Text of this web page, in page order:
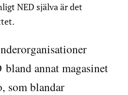
NED själva är det
bland annat magasinet
som blandar